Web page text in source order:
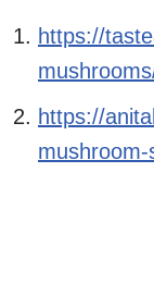
https://
https://
mushroom-